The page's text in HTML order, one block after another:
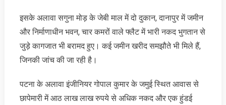
इसके अलावा सगुना मोड़ के जेबी माल में दो दुकान, दानापुर में जमीन
और निर्माणाधीन भवन, चार कमरों वाले फ्लैट में भारी नकद भुगतान से
जुड़े कागजात भी बरामद हुए। कई जमीन खरीद समझौते भी मिले हैं,
जिनकी जांच की जा रही है।
पटना के अलावा इंजीनियर गोपाल कुमार के जमुई स्थित आवास से
छापेमारी में आठ लाख लाख रुपये से अधिक नकद और एक हुंडई